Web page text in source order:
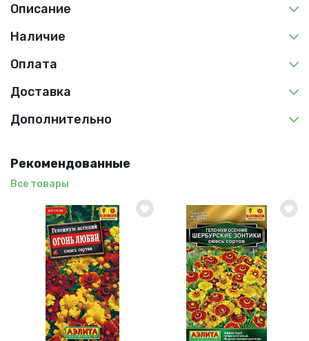
Описание
Наличие
Оплата
Доставка
Дополнительно
Рекомендованные
Все товары